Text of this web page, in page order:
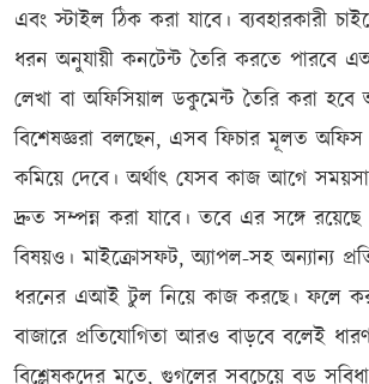
এবং স্টাইল ঠিক করা যাবে। ব্যবহারকারী
ধরন অনুযায়ী কনটেন্ট তৈরি করতে পারবে
লেখা বা অফিসিয়াল ডকুমেন্ট তৈরি করা
বিশেষজ্ঞরা বলছেন, এসব ফিচার মূলত অফিস
কমিয়ে দেবে। অর্থাৎ যেসব কাজ আগে
দ্রুত সম্পন্ন করা যাবে। তবে এর সঙ্গে রয়েছে
বিষয়ও। মাইক্রোসফট, অ্যাপল-সহ অন্যান্য
ধরনের এআই টুল নিয়ে কাজ করছে। ফলে
বাজারে প্রতিযোগিতা আরও বাড়বে বলেই